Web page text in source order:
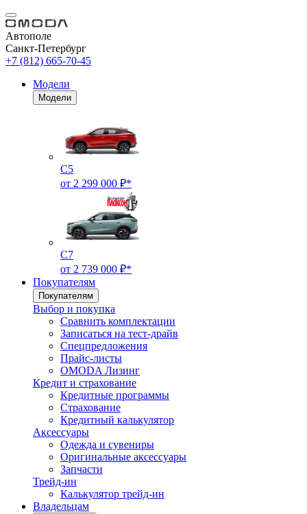
Автополе
Санкт-Петербург
+7 (812) 665-70-45
Модели
Модели
C5
от 2 299 000 ₽*
C7
от 2 739 000 ₽*
Покупателям
Покупателям
Выбор и покупка
Сравнить комплектации
Записаться на тест-драйв
Cпецпредложения
Прайс-листы
OMODA Лизинг
Кредит и страхование
Кредитные программы
Страхование
Кредитный калькулятор
Аксессуары
Одежда и сувениры
Оригинальные аксессуары
Запчасти
Трейд-ин
Калькулятор трейд-ин
Владельцам